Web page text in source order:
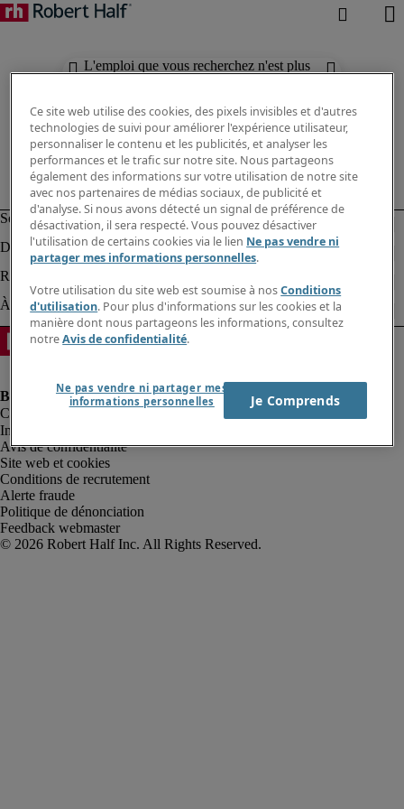
L'emploi que vous recherchez n'est plus
Informations sur la société
Avis de confidentialité
Site web et cookies
Conditions de recrutement
Alerte fraude
Politique de dénonciation
Feedback webmaster
Ce site web utilise des cookies, des pixels invisibles et d'autres
technologies de suivi pour améliorer l'expérience utilisateur,
personnaliser le contenu et les publicités, et analyser les
performances et le trafic sur notre site. Nous partageons
également des informations sur votre utilisation de notre site
avec nos partenaires de médias sociaux, de publicité et
d'analyse. Si nous avons détecté un signal de préférence de
désactivation, il sera respecté. Vous pouvez désactiver
l'utilisation de certains cookies via le lien Ne pas vendre ni
partager mes informations personnelles.
Votre utilisation du site web est soumise à nosConditions
d'utilisation. Pour plus d'informations sur les cookies et la
manière dont nous partageons les informations, consultez
notreAvis de confidentialité.
Ne pas vendre ni partager mes
informations personnelles
Je Comprends